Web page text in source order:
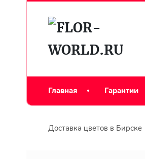
Главная Гарантии
Доставка цветов в Бирске